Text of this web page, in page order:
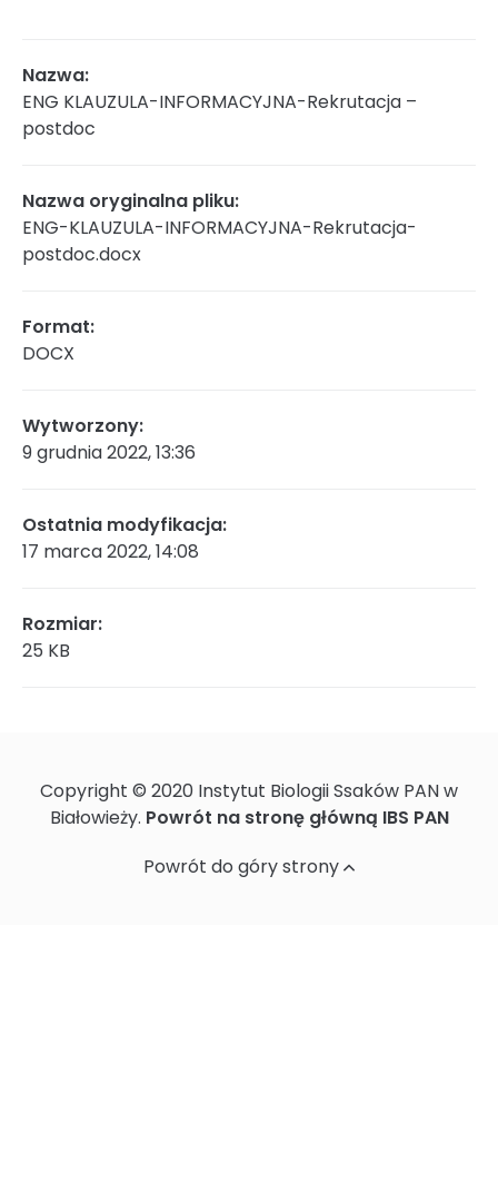
Struktura organizacyjna
Rada Naukowa
Szkoła doktorska Bioplanet
Konkursy na stanowiska
Zamówienia publiczne
Ogłoszenia
Standardy Ochrony Małoletnich w
Nazwa:
ENG KLAUZULA-INFORMACYJNA-Rekrutacja –
postdoc
Nazwa oryginalna pliku:
ENG-KLAUZULA-INFORMACYJNA-Rekrutacja-
postdoc.docx
Format:
DOCX
Wytworzony:
9 grudnia 2022, 13:36
Ostatnia modyfikacja:
17 marca 2022, 14:08
Rozmiar:
25 KB
Copyright © 2020 Instytut Biologii Ssaków PAN w
Białowieży. Powrót na stronę główną IBS PAN
Powrót do góry strony